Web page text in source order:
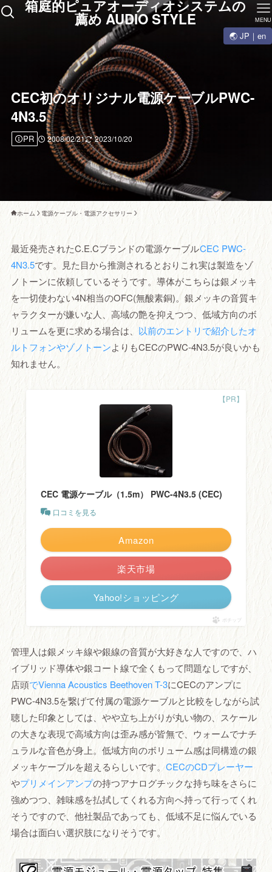
箱庭的ピュアオーディオシステムの
薦め AUDIO STYLE MENU
CEC初のオリジナル電源ケーブルPWC-
4N3.5
PR 2008/02/21 2023/10/20
ホーム 電源ケーブル・電源アクセサリー
最近発売されたC.E.Cブランドの電源ケーブルCEC PWC-
4N3.5です。見た目から推測されるとおりこれ実は製造をゾ
ノトーンに依頼しているそうです。導体がこちらは銀メッキ
を一切使わない4N相当のOFC(無酸素銅)。銀メッキの音質キ
ャラクターが嫌いな人、高域の艶を抑えつつ、低域方向のボ
リュームを更に求める場合は、 以前のエントリで紹介したオ
ルトフォンやゾノトーンよりもCECのPWC-4N3.5が良いかも
知れません。
CEC 電源ケーブル（1.5m） PWC-4N3.5 (CEC)
口コミを見る
Amazon
楽天市場
Yahoo!ショッピング
ポチップ
管理人は銀メッキ線や銀線の音質が大好きな人ですので、ハ
イブリッド導体や銀コート線で全くもって問題なしですが、
店頭でVienna Acoustics Beethoven T-3にCECのアンプに
PWC-4N3.5を繋げて付属の電源ケーブルと比較をしながら試
聴した印象としては、やや立ち上がりが丸い物の、スケール
の大きな表現で高域方向は歪み感が皆無で、ウォームでナチ
ュラルな音色が身上。低域方向のボリューム感は同構造の銀
メッキケーブルを超えるらしいです。CECのCDプレーヤー
やプリメインアンプの持つアナログチックな持ち味をさらに
強めつつ、雑味感を払拭してくれる方向へ持って行ってくれ
そうですので、他社製品であっても、低域不足に悩んでいる
場合は面白い選択肢になりそうです。
🌏 JP｜en